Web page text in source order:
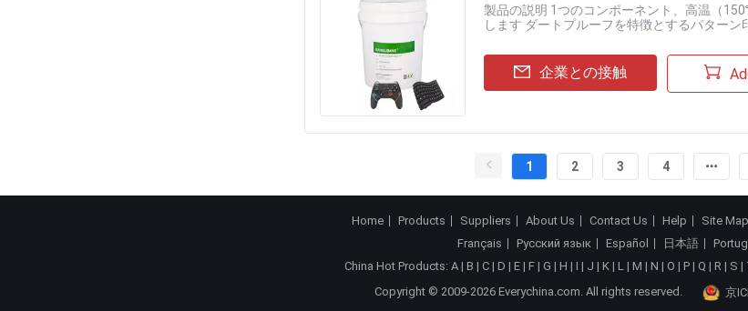
製品の説明 1つのコンポーネント、高温（
します ダートプルーフを特徴とするパター
企業との接触
1 2 3 4
Home Products Suppliers About Us Contact Us Help Site Map
Français
Русский язык Español 日本語
China Hot Products: A | B | C | D | E | F | G | H | I | J | K | L | M | N | O | P | Q | R | S |
Copyright © 2009-2026 Everychina.com. All rights reserved.
京